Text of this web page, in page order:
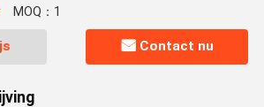
MOQ：1
Contact nu